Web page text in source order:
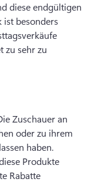
diese endgültigen
ist besonders
zu sehr zu
Zuschauer an
oder zu ihrem
Produkte
Rabatte